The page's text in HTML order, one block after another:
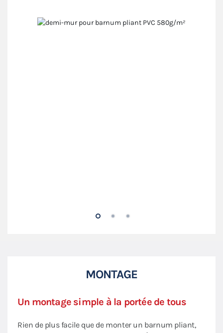
MONTAGE
Un montage simple à la portée de tous
Rien de plus facile que de monter un barnum pliant,